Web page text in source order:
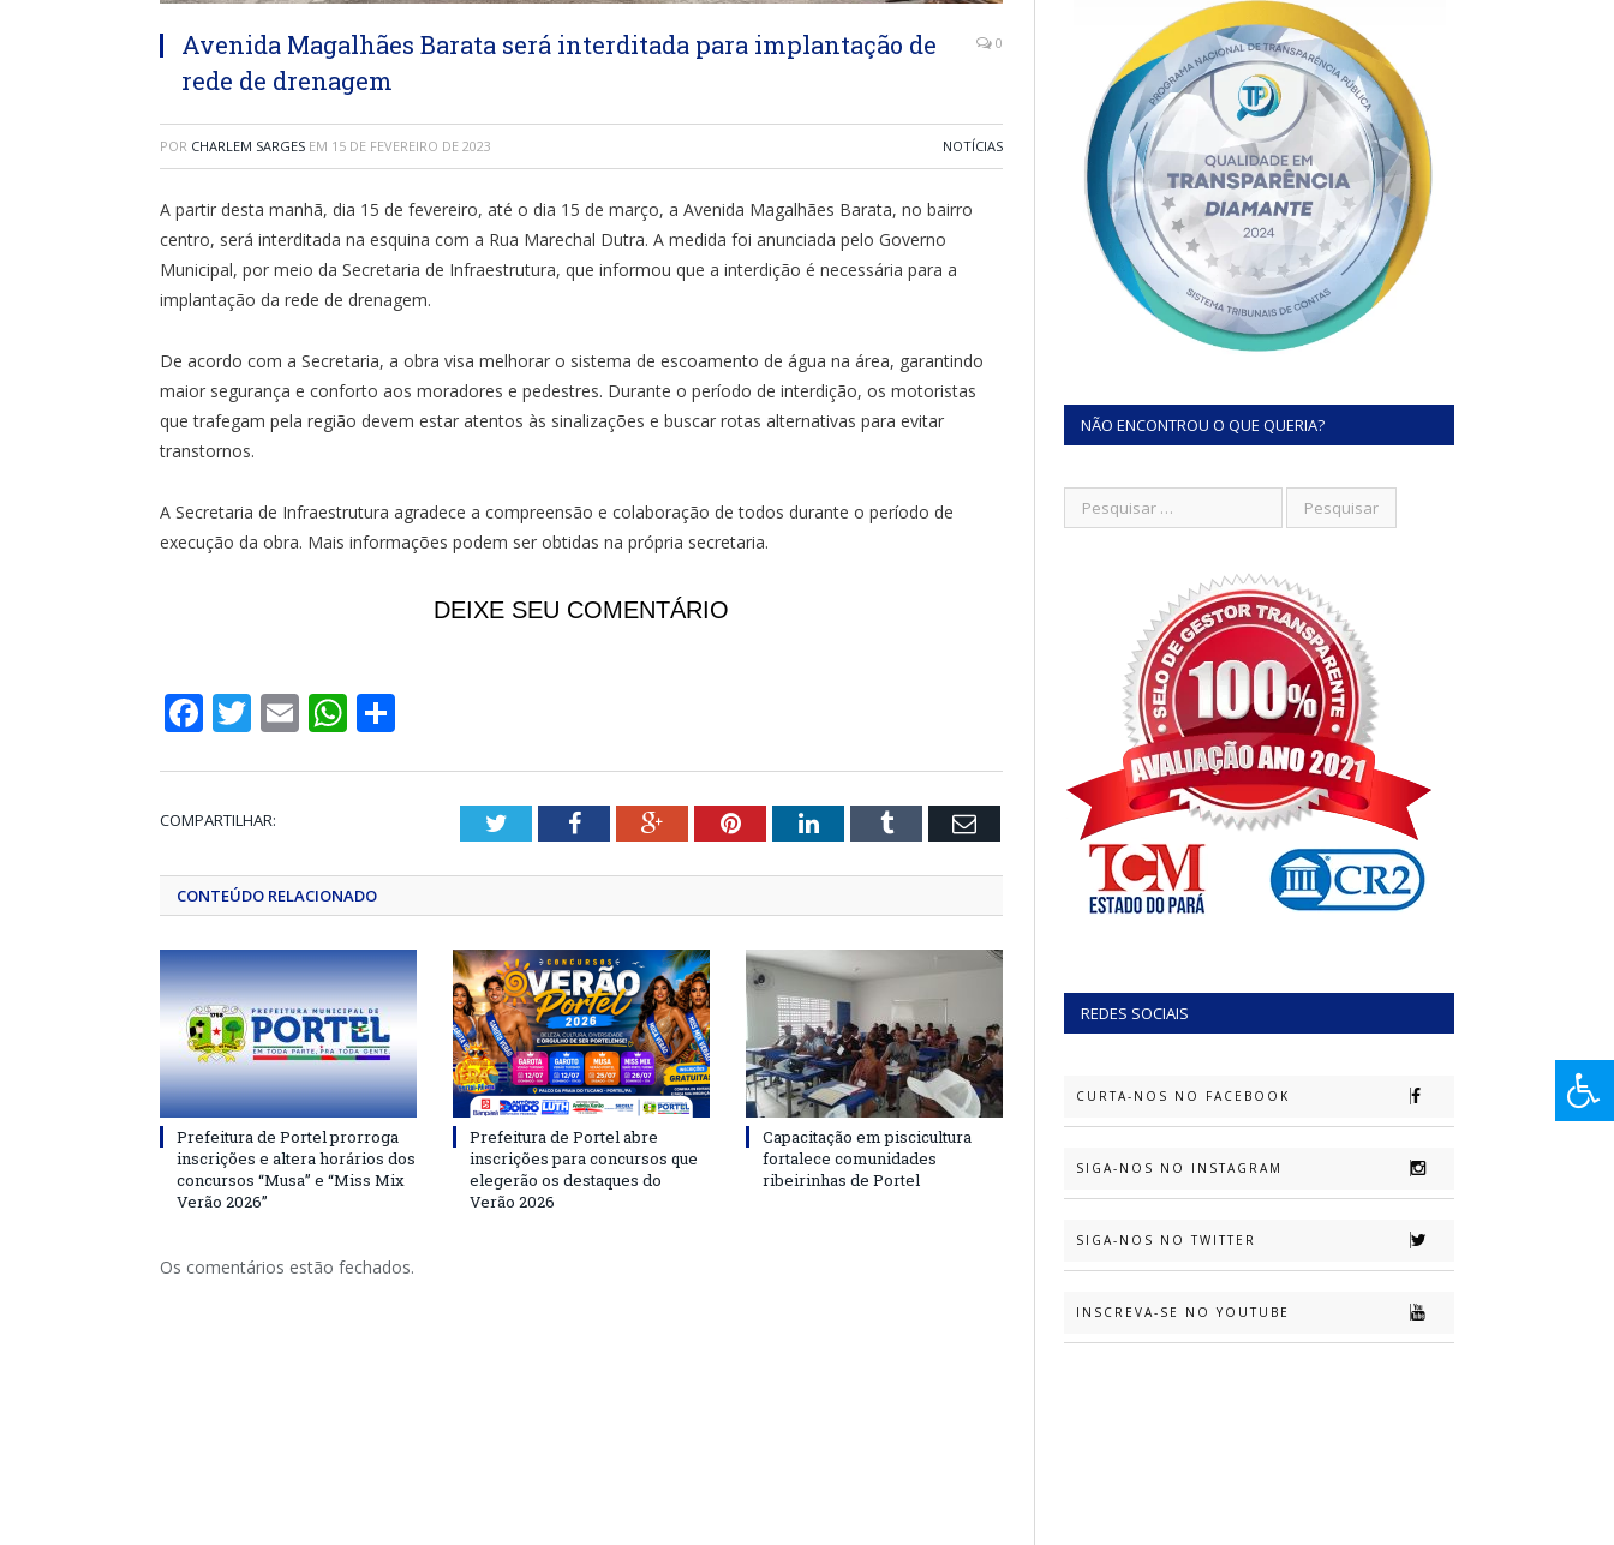
Avenida Magalhães Barata será interditada para implantação de
rede de drenagem
0
POR CHARLEM SARGES EM 15 DE FEVEREIRO DE 2023 NOTÍCIAS
A partir desta manhã, dia 15 de fevereiro, até o dia 15 de março, a Avenida Magalhães Barata, no bairro
centro, será interditada na esquina com a Rua Marechal Dutra. A medida foi anunciada pelo Governo
Municipal, por meio da Secretaria de Infraestrutura, que informou que a interdição é necessária para a
implantação da rede de drenagem.
De acordo com a Secretaria, a obra visa melhorar o sistema de escoamento de água na área, garantindo
maior segurança e conforto aos moradores e pedestres. Durante o período de interdição, os motoristas
que trafegam pela região devem estar atentos às sinalizações e buscar rotas alternativas para evitar
transtornos.
A Secretaria de Infraestrutura agradece a compreensão e colaboração de todos durante o período de
execução da obra. Mais informações podem ser obtidas na própria secretaria.
DEIXE SEU COMENTÁRIO
Facebook
Twitter
EmailWhatsApp
COMPARTILHAR: TwitterFacebookGoogle+PinterestLinkedInTumblr Email
CONTEÚDO RELACIONADO
Prefeitura de Portel prorroga
inscrições e altera horários dos
concursos “Musa” e “Miss Mix
Verão 2026”
Prefeitura de Portel abre
inscrições para concursos que
elegerão os destaques do
Verão 2026
Capacitação em piscicultura
fortalece comunidades
ribeirinhas de Portel
Os comentários estão fechados.
NÃO ENCONTROU O QUE QUERIA?
REDES SOCIAIS
CURTA-NOS NO FACEBOOK
SIGA-NOS NO INSTAGRAM
SIGA-NOS NO TWITTER
INSCREVA-SE NO YOUTUBE